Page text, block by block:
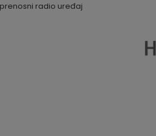
radio uređaj